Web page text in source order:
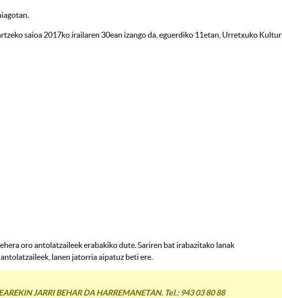
saioa 2017ko irailaren 30ean izango da, eguerdiko 11etan, Urretxuko Kultur
oro antolatzaileek erabakiko dute. Sariren bat irabazitako lanak
lanen jatorria aipatuz beti ere.
JARRI BEHAR DA HARREMANETAN. Tel.: 943 03 80 88